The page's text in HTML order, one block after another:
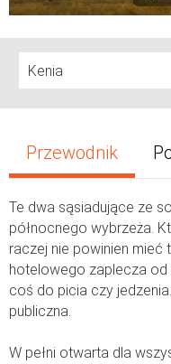
Przewodnik
Te dwa sąsiadujące ze
północnego wybrzeża.
raczej nie powinien mieć
hotelowego zaplecza od
coś do picia czy jedzenia.
publiczna.
W pełni otwarta dla